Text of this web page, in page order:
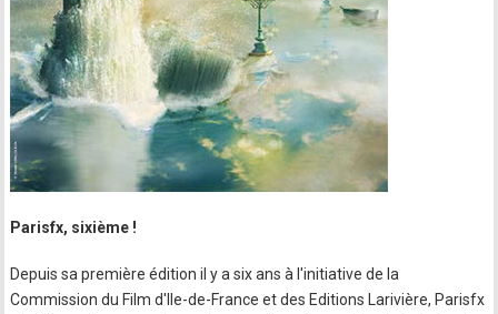
Parisfx, sixième !
Depuis sa première édition il y a six ans à l'initiative de la
Commission du Film d'Ile-de-France et des Editions Larivière, Parisfx